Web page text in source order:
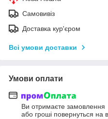
Самовивіз
Доставка кур'єром
Всі умови доставки
Умови оплати
Ви отримаєте замовлення
або гроші повернуться на